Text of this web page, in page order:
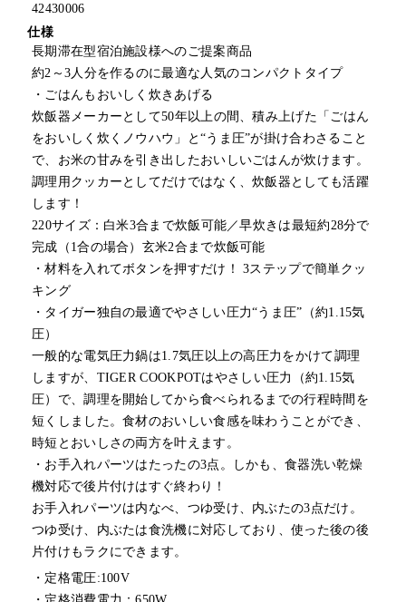
42430006
仕様
長期滞在型宿泊施設様へのご提案商品
約2～3人分を作るのに最適な人気のコンパクトタイプ
・ごはんもおいしく炊きあげる
炊飯器メーカーとして50年以上の間、積み上げた「ごはん
をおいしく炊くノウハウ」と“うま圧”が掛け合わさること
で、お米の甘みを引き出したおいしいごはんが炊けます。
調理用クッカーとしてだけではなく、炊飯器としても活躍
します！
220サイズ：白米3合まで炊飯可能／早炊きは最短約28分で
完成（1合の場合）玄米2合まで炊飯可能
・材料を入れてボタンを押すだけ！ 3ステップで簡単クッ
キング
・タイガー独自の最適でやさしい圧力“うま圧”（約1.15気
圧）
一般的な電気圧力鍋は1.7気圧以上の高圧力をかけて調理
しますが、TIGER COOKPOTはやさしい圧力（約1.15気
圧）で、調理を開始してから食べられるまでの行程時間を
短くしました。食材のおいしい食感を味わうことができ、
時短とおいしさの両方を叶えます。
・お手入れパーツはたったの3点。しかも、食器洗い乾燥
機対応で後片付けはすぐ終わり！
お手入れパーツは内なべ、つゆ受け、内ぶたの3点だけ。
つゆ受け、内ぶたは食洗機に対応しており、使った後の後
片付けもラクにできます。
・定格電圧:100V